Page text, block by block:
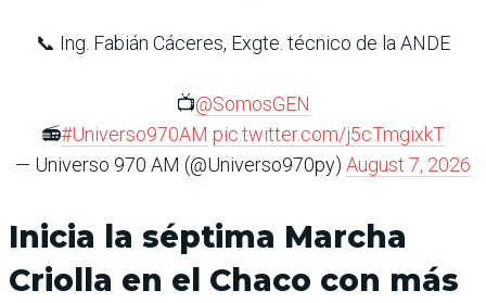
📞 Ing. Fabián Cáceres, Exgte. técnico de la ANDE
📺@SomosGEN
📻#Universo970AM pic.twitter.com/j5cTmgixkT
— Universo 970 AM (@Universo970py) August 7, 2026
Inicia la séptima Marcha
Criolla en el Chaco con más